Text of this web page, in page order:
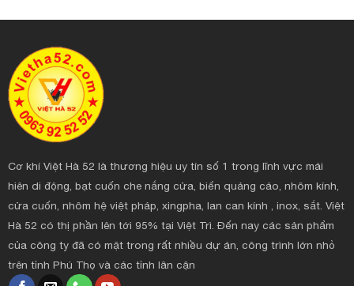
Cơ khí Việt Hà 52 là thương hiệu uy tín số 1 trong lĩnh vực mái
hiên di động, bạt cuốn che nắng cửa, biển quảng cáo, nhôm kính,
cửa cuốn, nhôm hệ việt pháp, xingpha, lan can kính , inox, sắt. Việt
Hà 52 có thị phần lên tới 95% tại Việt Trì. Đến nay các sản phẩm
của công ty đã có mặt trong rất nhiều dự án, công trình lớn nhỏ
trên tỉnh Phú Thọ và các tỉnh lân cận